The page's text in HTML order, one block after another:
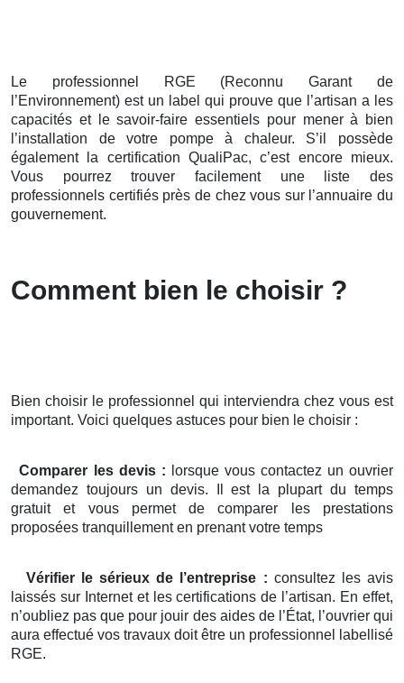
Le professionnel RGE (Reconnu Garant de
l’Environnement) est un label qui prouve que l’artisan a les
capacités et le savoir-faire essentiels pour mener à bien
l’installation de votre pompe à chaleur. S’il possède
également la certification QualiPac, c’est encore mieux.
Vous pourrez trouver facilement une liste des
professionnels certifiés près de chez vous sur l’annuaire du
gouvernement.
Comment bien le choisir ?
Bien choisir le professionnel qui interviendra chez vous est
important. Voici quelques astuces pour bien le choisir :
Comparer les devis : lorsque vous contactez un ouvrier
demandez toujours un devis. Il est la plupart du temps
gratuit et vous permet de comparer les prestations
proposées tranquillement en prenant votre temps
Vérifier le sérieux de l’entreprise : consultez les avis
laissés sur Internet et les certifications de l’artisan. En effet,
n’oubliez pas que pour jouir des aides de l’État, l’ouvrier qui
aura effectué vos travaux doit être un professionnel labellisé
RGE.